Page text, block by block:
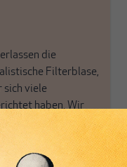
die
Filterblase,
sich viele
haben. Wir
Fenster und
frische Luft in die
und verstaubten